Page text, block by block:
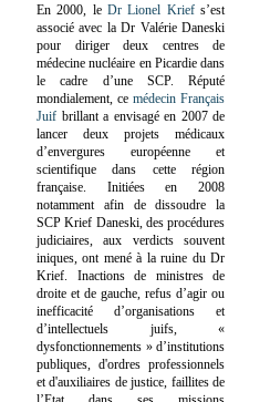
En 2000, le Dr Lionel Kriefs’est
associé avec la Dr Valérie Daneski
pour diriger deux centres de
médecine nucléaire en Picardie dans
le cadre d’une SCP. Réputé
mondialement, ce médecin Français
Juif brillant a envisagé en 2007 de
lancer deux projets médicaux
d’envergures européenne et
scientifique dans cette région
française. Initiées en 2008
notamment afin de dissoudre la
SCP Krief Daneski, des procédures
judiciaires, aux verdicts souvent
iniques, ont mené à la ruine du Dr
Krief. Inactions de ministres de
droite et de gauche, refus d’agir ou
inefficacité d’organisations et
d’intellectuels juifs, «
dysfonctionnements » d’institutions
publiques, d'ordres professionnels
et d'auxiliaires de justice, faillites de